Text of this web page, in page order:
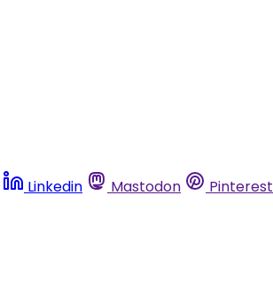
Linkedin Mastodon Pinterest